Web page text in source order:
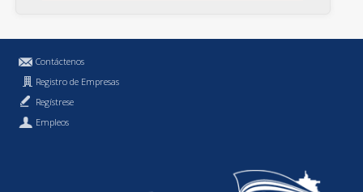
Contáctenos
Registro de Empresas
Regístrese
Empleos